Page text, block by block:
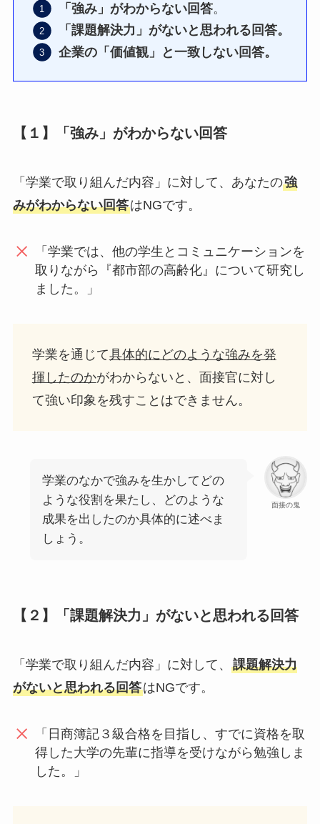
「強み」がわからない回答。
「課題解決力」がないと思われる回答。
企業の「価値観」と一致しない回答。
【１】「強み」がわからない回答
「学業で取り組んだ内容」に対して、あなたの強
みがわからない回答はNGです。
「学業では、他の学生とコミュニケーションを
取りながら『都市部の高齢化』について研究し
ました。」
学業を通じて具体的にどのような強みを発
揮したのかがわからないと、面接官に対し
て強い印象を残すことはできません。
面接の鬼
学業のなかで強みを生かしてどの
ような役割を果たし、どのような
成果を出したのか具体的に述べま
しょう。
【２】「課題解決力」がないと思われる回答
「学業で取り組んだ内容」に対して、 課題解決力
がないと思われる回答はNGです。
「日商簿記３級合格を目指し、すでに資格を取
得した大学の先輩に指導を受けながら勉強しま
した。」